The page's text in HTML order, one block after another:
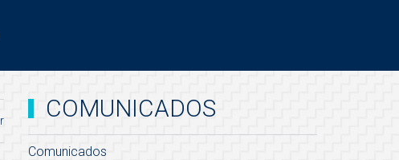
COMUNICADOS
Comunicados